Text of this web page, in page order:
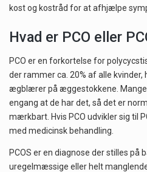
kost og kostråd for at afhjælpe
Hvad er PCO eller
PCO er en forkortelse for
der rammer ca. 20% af alle kvinder,
ægblærer på æggestokkene. Mange
engang at de har det, så det er
mærkbart. Hvis PCO udvikler sig til
med medicinsk behandling.
PCOS er en diagnose der stilles på
uregelmæssige eller helt